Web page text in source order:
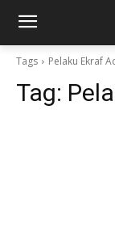
Tags Pelaku Ekraf
Tag: